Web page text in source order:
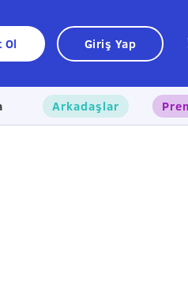
Ol Giriş Yap
Arkadaşlar